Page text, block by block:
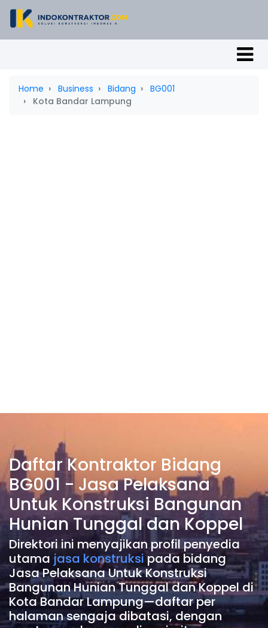
Home Business Bidang
BG001
Kota Bandar Lampung
Daftar Kontraktor Bidang
BG001 - Jasa Pelaksana
Untuk Konstruksi Bangunan
Hunian Tunggal dan Koppel
Direktori ini menyajikan profil penyedia
utama jasa konstruksipada bidang
Jasa Pelaksana Untuk Konstruksi
Bangunan Hunian Tunggal dan Koppel di
Kota Bandar Lampung—daftar per
halaman sengaja dibatasi, dengan